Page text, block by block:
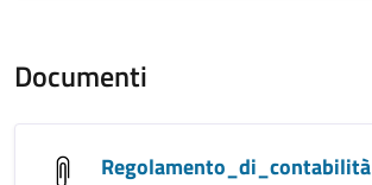
Documenti
Regolamento_di_contabilità